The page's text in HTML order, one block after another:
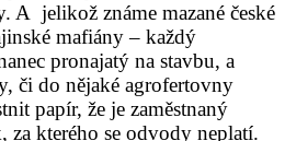
A jelikož známe mazané české
mafiány – každý
pronajatý na stavbu, a
či do nějaké agrofertovny
papír, že je zaměstnaný
za kterého se odvody neplatí.